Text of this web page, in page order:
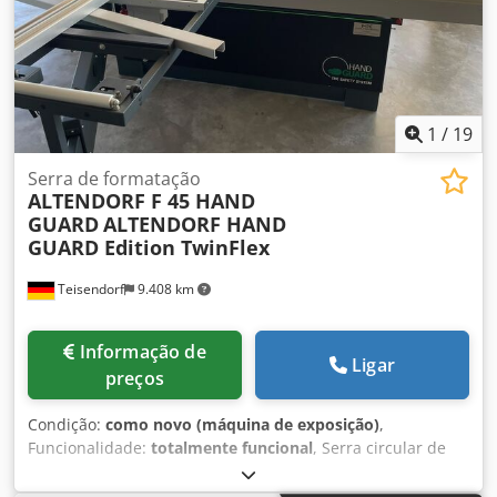
1 / 19
Teisendorf 9.408 km
Serra de formatação
ALTENDORF F 45 HAND
GUARDALTENDORF HAND
GUARD Edition TwinFlex
preços
Ligar
Condição: como novo (máquina de exposição),
Funcionalidade: totalmente funcional, Serra circular de
formato ALTENDORF HAND GUARD Software mais recente